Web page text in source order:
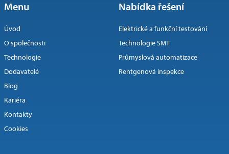
Menu
Úvod
O společnosti
Technologie
Dodavatelé
Blog
Kariéra
Kontakty
Cookies
Nabídka řešení
Elektrické a funkční testování
Technologie SMT
Průmyslová automatizace
Rentgenová inspekce